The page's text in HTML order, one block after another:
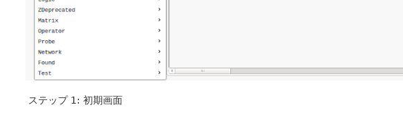
ステップ 1: 初期画面